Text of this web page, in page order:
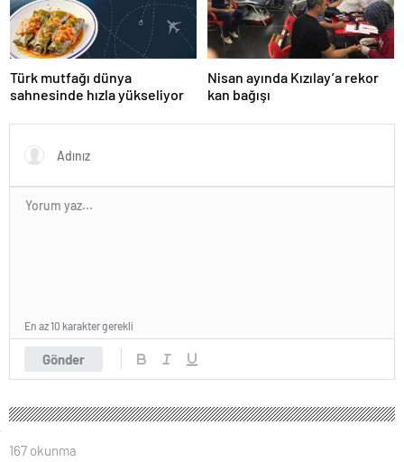
Türk mutfağı dünya
sahnesinde hızla yükseliyor
Nisan ayında Kızılay’a rekor
kan bağışı
Gönder
En az 10 karakter gerekli
167 okunma